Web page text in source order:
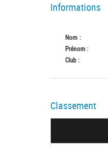
Informations
Nom :
Prénom :
Club :
Classement